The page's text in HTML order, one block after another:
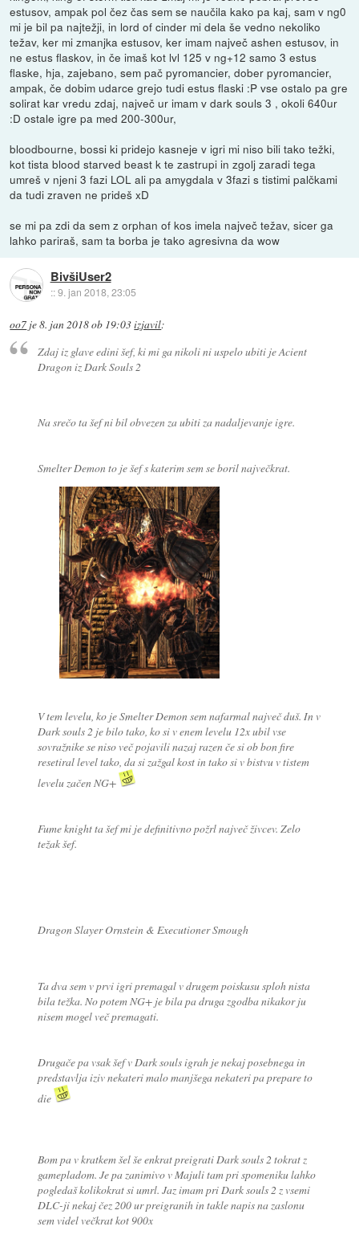
estusov, ampak pol čez čas sem se naučila kako pa kaj, sam v ng0
mi je bil pa najtežji, in lord of cinder mi dela še vedno nekoliko
težav, ker mi zmanjka estusov, ker imam največ ashen estusov, in
ne estus flaskov, in če imaš kot lvl 125 v ng+12 samo 3 estus
flaske, hja, zajebano, sem pač pyromancier, dober pyromancier,
ampak, če dobim udarce grejo tudi estus flaski :P vse ostalo pa gre
solirat kar vredu zdaj, največ ur imam v dark souls 3 , okoli 640ur
:D ostale igre pa med 200-300ur,
bloodbourne, bossi ki pridejo kasneje v igri mi niso bili tako težki,
kot tista blood starved beast k te zastrupi in zgolj zaradi tega
umreš v njeni 3 fazi LOL ali pa amygdala v 3fazi s tistimi palčkami
da tudi zraven ne prideš xD
se mi pa zdi da sem z orphan of kos imela največ težav, sicer ga
lahko pariraš, sam ta borba je tako agresivna da wow
BivšiUser2
::9. jan 2018, 23:05
oo7 je8. jan 2018 ob 19:03izjavil:
Zdaj iz glave edini šef, ki mi ga nikoli ni uspelo ubiti je Acient
Dragon iz Dark Souls 2
Na srečo ta šef ni bil obvezen za ubiti za nadaljevanje igre.
Smelter Demon to je šef s katerim sem se boril največkrat.
V tem levelu, ko je Smelter Demon sem nafarmal največ duš. In v
Dark souls 2 je bilo tako, ko si v enem levelu 12x ubil vse
sovražnike se niso več pojavili nazaj razen če si ob bon fire
resetiral level tako, da si zažgal kost in tako si v bistvu v tistem
levelu začen NG+
Fume knight ta šef mi je definitivno požrl največ živcev. Zelo
težak šef.
Dragon Slayer Ornstein & Executioner Smough
Ta dva sem v prvi igri premagal v drugem poiskusu sploh nista
bila težka. No potem NG+ je bila pa druga zgodba nikakor ju
nisem mogel več premagati.
Drugače pa vsak šef v Dark souls igrah je nekaj posebnega in
predstavlja iziv nekateri malo manjšega nekateri pa prepare to
die
Bom pa v kratkem šel še enkrat preigrati Dark souls 2 tokrat z
gamepladom. Je pa zanimivo v Majuli tam pri spomeniku lahko
pogledaš kolikokrat si umrl. Jaz imam pri Dark souls 2 z vsemi
DLC-ji nekaj čez 200 ur preigranih in takle napis na zaslonu
sem videl večkrat kot 900x